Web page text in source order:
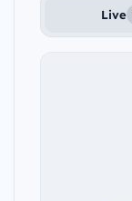
Live